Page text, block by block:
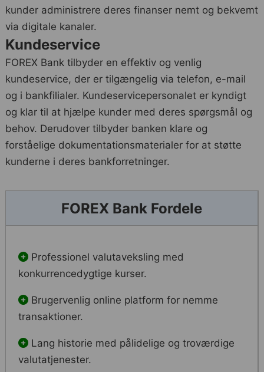
kunder administrere deres finanser nemt og bekvemt
via digitale kanaler.
Kundeservice
FOREX Bank tilbyder en effektiv og venlig
kundeservice, der er tilgængelig via telefon, e-mail
og i bankfilialer. Kundeservicepersonalet er kyndigt
og klar til at hjælpe kunder med deres spørgsmål og
behov. Derudover tilbyder banken klare og
forståelige dokumentationsmaterialer for at støtte
kunderne i deres bankforretninger.
FOREX Bank Fordele
Professionel valutaveksling med
konkurrencedygtige kurser.
Brugervenlig online platform for nemme
transaktioner.
Lang historie med pålidelige og troværdige
valutatjenester.